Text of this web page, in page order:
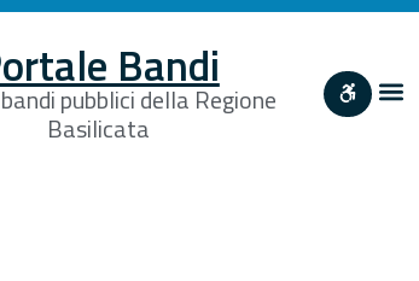
Bandi
pubblici della Regione
Basilicata